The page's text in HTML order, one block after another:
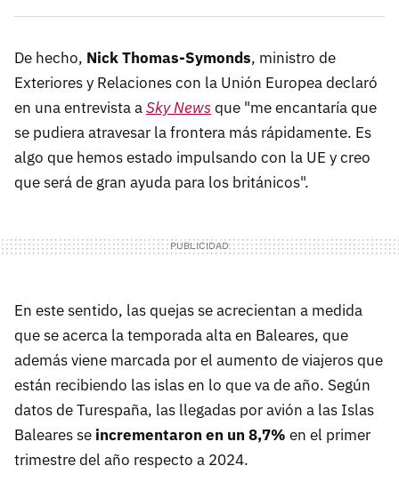
De hecho, Nick Thomas-Symonds, ministro de
Exteriores y Relaciones con la Unión Europea declaró
en una entrevista aSky Newsque "me encantaría que
se pudiera atravesar la frontera más rápidamente. Es
algo que hemos estado impulsando con la UE y creo
que será de gran ayuda para los británicos".
En este sentido, las quejas se acrecientan a medida
que se acerca la temporada alta en Baleares, que
además viene marcada por el aumento de viajeros que
están recibiendo las islas en lo que va de año. Según
datos de Turespaña, las llegadas por avión a las Islas
Baleares se incrementaron en un 8,7% en el primer
trimestre del año respecto a 2024.